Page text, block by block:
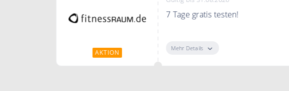
AKTION
7 Tage gratis testen!
Mehr Details